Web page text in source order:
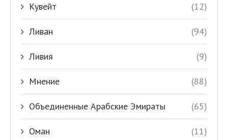
Кувейт (12)
Ливан (94)
Ливия (9)
Мнение (88)
Объединенные Арабские Эмираты (65)
Оман (11)